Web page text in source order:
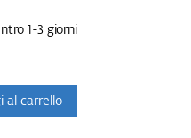
1-3 giorni
al carrello